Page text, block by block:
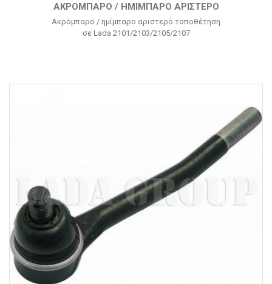
ΑΚΡΌΜΠΑΡΟ / ΗΜΊΜΠΑΡΟ ΑΡΙΣΤΕΡΌ
Ακρόμπαρο / ημίμπαρο αριστερό τοποθέτηση
σε Lada 2101/2103/2105/2107